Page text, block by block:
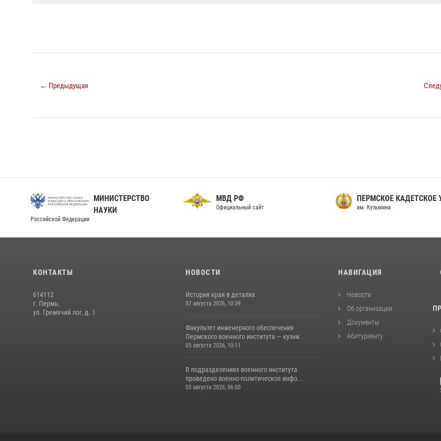
← Предыдущая
МИНИСТЕРСТВО
НАУКИ
Российской Федерации
МВД РФ
Официальный сайт
ПЕРМСКОЕ КАДЕТСКОЕ
им. Кузьмина
КОНТАКТЫ
614112
г. Пермь,
ул. Гремячий лог, д. 1
НОВОСТИ
История края в деталях
07 августа 2026, 10:39
Факультет инженерного обеспечения
Пермского военного института — кузни...
05 августа 2026, 10:11
В подразделениях военного института
проведено военно-политическое инфо...
03 августа 2026, 06:00
НАВИГАЦИЯ
Новости
Об организации
Документы
Абитуриенту